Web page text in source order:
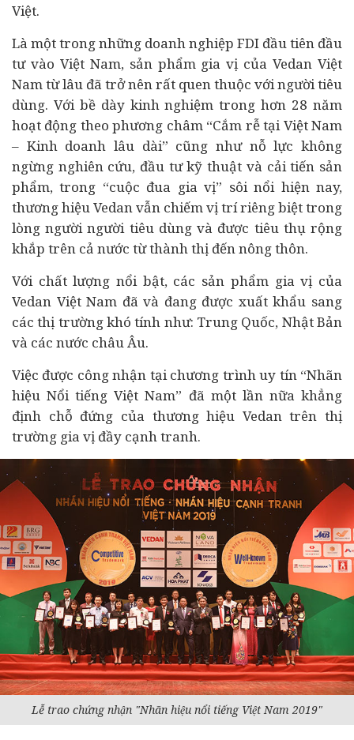
Việt.
Là một trong những doanh nghiệp FDI đầu tiên đầu
tưvào Việt Nam, sản phẩm gia vị của Vedan Việt
Nam từ lâu đã trở nên rất quen thuộc với ngườitiêu
dùng. Với bề dày kinh nghiệm trong hơn 28 năm
hoạt động theo phương châm “Cắm rễ tại Việt Nam
– Kinh doanh lâu dài” cũng như nỗ lực không
ngừng nghiên cứu, đầu tư kỹ thuật và cải tiến sản
phẩm, trong “cuộc đua gia vị” sôi nổi hiện nay,
thương hiệu Vedan vẫn chiếm vị trí riêng biệt trong
lòng người người tiêu dùng và được tiêu thụ rộng
khắp trên cả nước từ thành thị đến nông thôn.
Với chất lượng nổi bật, các sản phẩm gia vị của
Vedan Việt Nam đã và đang được xuất khẩu sang
các thị trường khó tính như: Trung Quốc, Nhật Bản
và các nước châu Âu.
Việc được công nhận tại chương trình uy tín “Nhãn
hiệu Nổi tiếng Việt Nam” đã một lần nữa khẳng
định chỗ đứng của thương hiệu Vedan trên thị
trường gia vị đầy cạnh tranh.
Lễ trao chứng nhận "Nhãn hiệu nổi tiếng Việt Nam 2019"